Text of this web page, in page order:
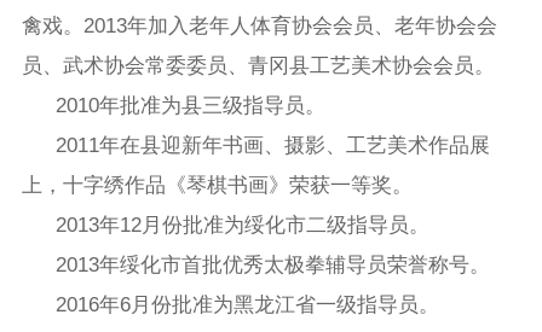
禽戏。2013年加入老年人体育协会会员、老年协会会
员、武术协会常委委员、青冈县工艺美术协会会员。
2010年批准为县三级指导员。
2011年在县迎新年书画、摄影、工艺美术作品展
上，十字绣作品《琴棋书画》荣获一等奖。
2013年12月份批准为绥化市二级指导员。
2013年绥化市首批优秀太极拳辅导员荣誉称号。
2016年6月份批准为黑龙江省一级指导员。